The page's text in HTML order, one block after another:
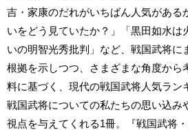
吉・家康のだれがいちばん人気がある
いをどう見ていたか？」「黒田如水は
いの明智光秀批判」など、戦国武将に
根拠を示しつつ、さまざまな角度から
料に基づく、現代の戦国武将人気ラ
戦国武将についての私たちの思い込み
視点を与えてくれる1冊。『戦国武将